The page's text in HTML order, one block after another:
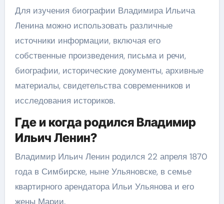
Для изучения биографии Владимира Ильича
Ленина можно использовать различные
источники информации, включая его
собственные произведения, письма и речи,
биографии, исторические документы, архивные
материалы, свидетельства современников и
исследования историков.
Где и когда родился Владимир
Ильич Ленин?
Владимир Ильич Ленин родился 22 апреля 1870
года в Симбирске, ныне Ульяновске, в семье
квартирного арендатора Ильи Ульянова и его
жены Марии.